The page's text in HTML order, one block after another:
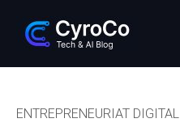
ENTREPRENEURIAT DIGITAL